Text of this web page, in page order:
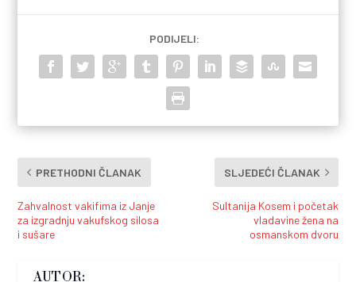
PODIJELI:
PRETHODNI ČLANAK
Zahvalnost vakifima iz Janje
za izgradnju vakufskog silosa
i sušare
SLJEDEĆI ČLANAK
Sultanija Kosem i početak
vladavine žena na
osmanskom dvoru
AUTOR: